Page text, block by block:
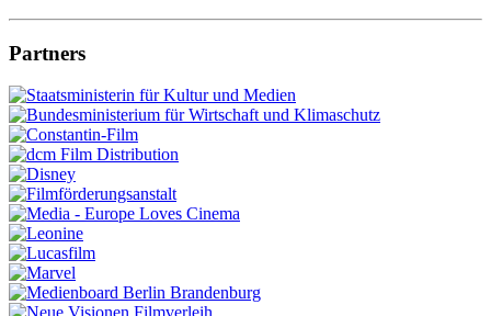
Partners